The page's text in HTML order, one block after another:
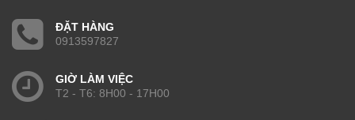
ĐẶT HÀNG
0913597827
GIỜ LÀM VIỆC
T2 - T6: 8H00 - 17H00